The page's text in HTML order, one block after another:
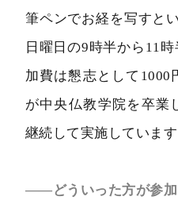
筆ペンでお経を写すと
日曜日の9時半から11
加費は懇志として1000
が中央仏教学院を卒業
継続して実施しています
――どういった方が参加